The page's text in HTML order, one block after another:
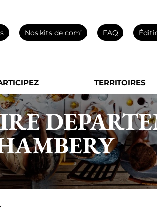
Nos kits de com’ FAQ
TERRITOIRES